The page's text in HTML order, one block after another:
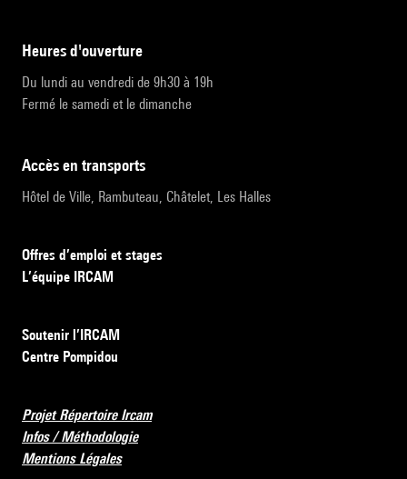
heures d'ouverture
Du lundi au vendredi de 9h30 à 19h
Fermé le samedi et le dimanche
accès en transports
Hôtel de Ville, Rambuteau, Châtelet, Les Halles
Offres d’emploi et stages
L’équipe IRCAM
Soutenir l’IRCAM
Centre Pompidou
Projet Répertoire Ircam
Infos / Méthodologie
Mentions Légales